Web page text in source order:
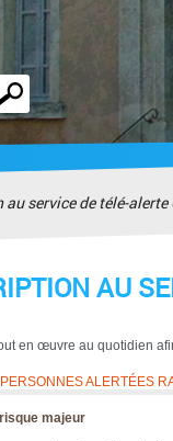
service de télé-alerte
AU
en œuvre au quotidien
ALERTÉES
majeur